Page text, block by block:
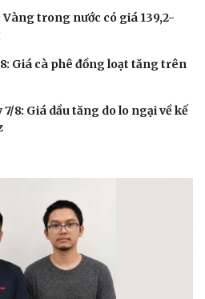
trong nước có giá 139,2-
Giá cà phê đồng loạt tăng trên
8: Giá dầu tăng do lo ngại về kế